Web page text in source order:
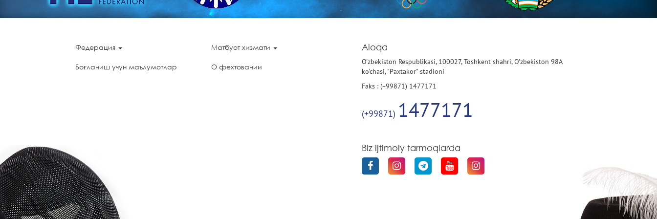
Федерация Матбуот хизмати
Боғланиш учун маълумотлар О фехтовании
Aloqa
O'zbekiston Respublikasi, 100027, Toshkent shahri, O'zbekiston 98A
ko'chasi, "Paxtakor" stadioni
Faks : (+99871) 1477171
(+99871) 1477171
Biz ijtimoiy tarmoqlarda